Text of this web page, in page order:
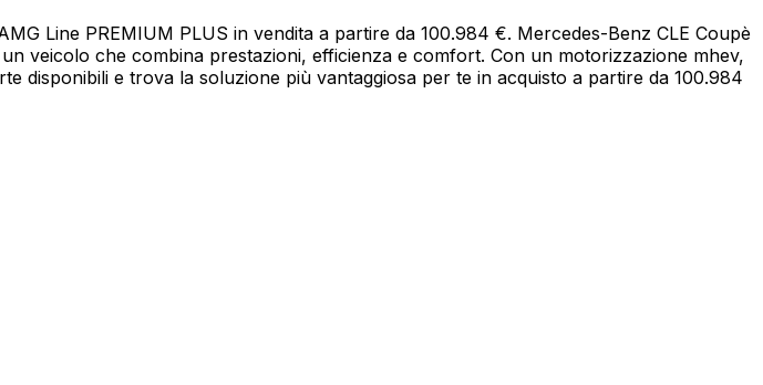
Line PREMIUM PLUS in vendita a partire da 100.984 €. Mercedes-Benz CLE Coupè
veicolo che combina prestazioni, efficienza e comfort. Con un motorizzazione mhev,
disponibili e trova la soluzione più vantaggiosa per te in acquisto a partire da 100.984